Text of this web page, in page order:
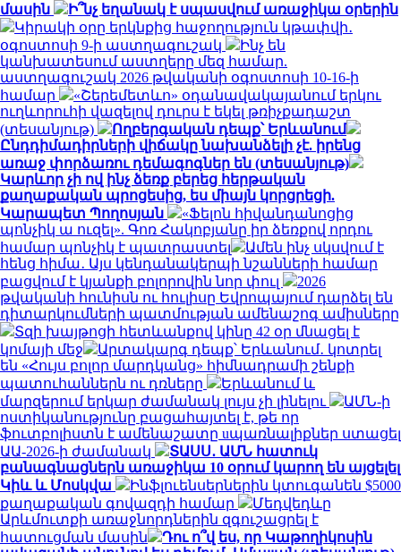
մասին
Ի՞նչ եղանակ է սպասվում առաջիկա օրերին
Կիրակի օրը երկնքից հաջողություն կթափվի․
օգոստոսի 9-ի աստղագուշակ
Ինչ են
կանխատեսում աստղերը մեզ համար.
աստղագուշակ 2026 թվականի օգոստոսի 10-16-ի
համար
«Շերեմետևո» օդանավակայանում երկու
ուղևորուհի վազելով դուրս է եկել թռիչքադաշտ
(տեսանյութ)
Ողբերգական դեպք՝ Երևանում
Ընդդիմադիրների վիճակը նախանձելի չէ. իրենց
առաջ փորձառու դեմագոգներ են (տեսանյութ)
Կարևոր չի ով ինչ ձեռք բերեց հերթական
քաղաքական պրոցեսից, ես միայն կորցրեցի.
Կարապետ Պողոսյան
«Ֆելոն հիվանդանոցից
պոնչիկ ա ուզել». Գոռ Հակոբյանը իր ձեռքով որդու
համար պոնչիկ է պատրաստել
Ամեն ինչ սկսվում է
հենց հիմա․ Այս կենդանակերպի նշանների համար
բացվում է կյանքի բոլորովին նոր փուլ
2026
թվականի հունիսն ու հուլիսը Եվրոպայում դարձել են
դիտարկումների պատմության ամենաշոգ ամիսները
Տզի խայթոցի հետևանքով կինը 42 օր մնացել է
կոմայի մեջ
Արտակարգ դեպք՝ Երևանում․ կոտրել
են «Հույս բոլոր մարդկանց» հիմնադրամի շենքի
պատուհաններն ու դռները
Երևանում և
մարզերում երկար ժամանակ լույս չի լինելու
ԱՄՆ-ի
ոստիկանությունը բացահայտել է, թե որ
ֆուտբոլիստն է ամենաշատը uպառնալիքներ ստացել
ԱԱ-2026-ի ժամանակ
ՏԱՍՍ․ ԱՄՆ հատուկ
բանագնացներն առաջիկա 10 օրում կարող են այցելել
Կիև և Մոսկվա
Ինֆլուենսերներին կտուգանեն $5000
քաղաքական գովազդի համար
Մեդվեդևը
Արևմուտքի առաջնորդներին զգուշացրել է
հատուցման մասին
Դու ո՞վ ես, որ Կաթողիկոսին